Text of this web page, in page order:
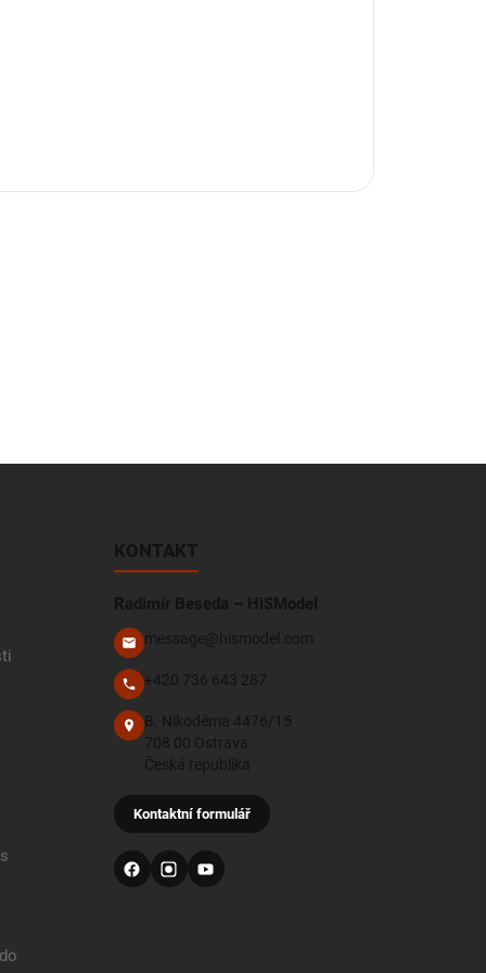
KONTAKT
Radimír Beseda – HiSModel
message@hismodel.com
+420 736 643 287
B. Nikodéma 4476/15
708 00 Ostrava
Česká republika
Kontaktní formulář